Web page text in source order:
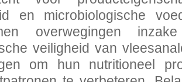
en microbiologische
overwegingen
veiligheid van
om hun nutritioneel